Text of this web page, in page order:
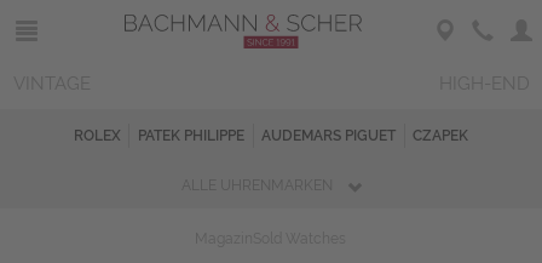
ROLEX PATEK PHILIPPE AUDEMARS PIGUET CZAPEK